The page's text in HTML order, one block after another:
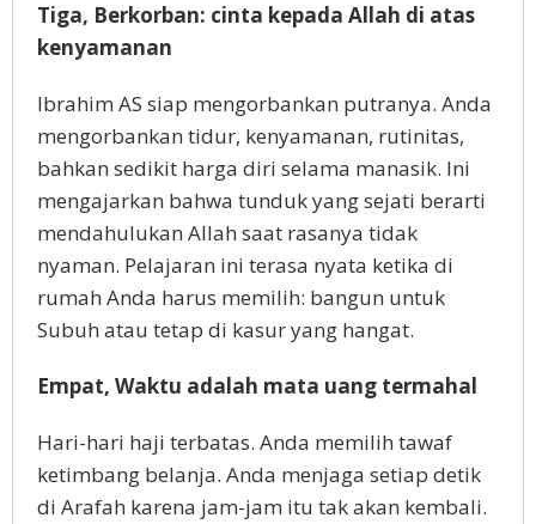
Tiga, Berkorban: cinta kepada Allah di atas
kenyamanan
Ibrahim AS siap mengorbankan putranya. Anda
mengorbankan tidur, kenyamanan, rutinitas,
bahkan sedikit harga diri selama manasik. Ini
mengajarkan bahwa tunduk yang sejati berarti
mendahulukan Allah saat rasanya tidak
nyaman. Pelajaran ini terasa nyata ketika di
rumah Anda harus memilih: bangun untuk
Subuh atau tetap di kasur yang hangat.
Empat, Waktu adalah mata uang termahal
Hari-hari haji terbatas. Anda memilih tawaf
ketimbang belanja. Anda menjaga setiap detik
di Arafah karena jam-jam itu tak akan kembali.